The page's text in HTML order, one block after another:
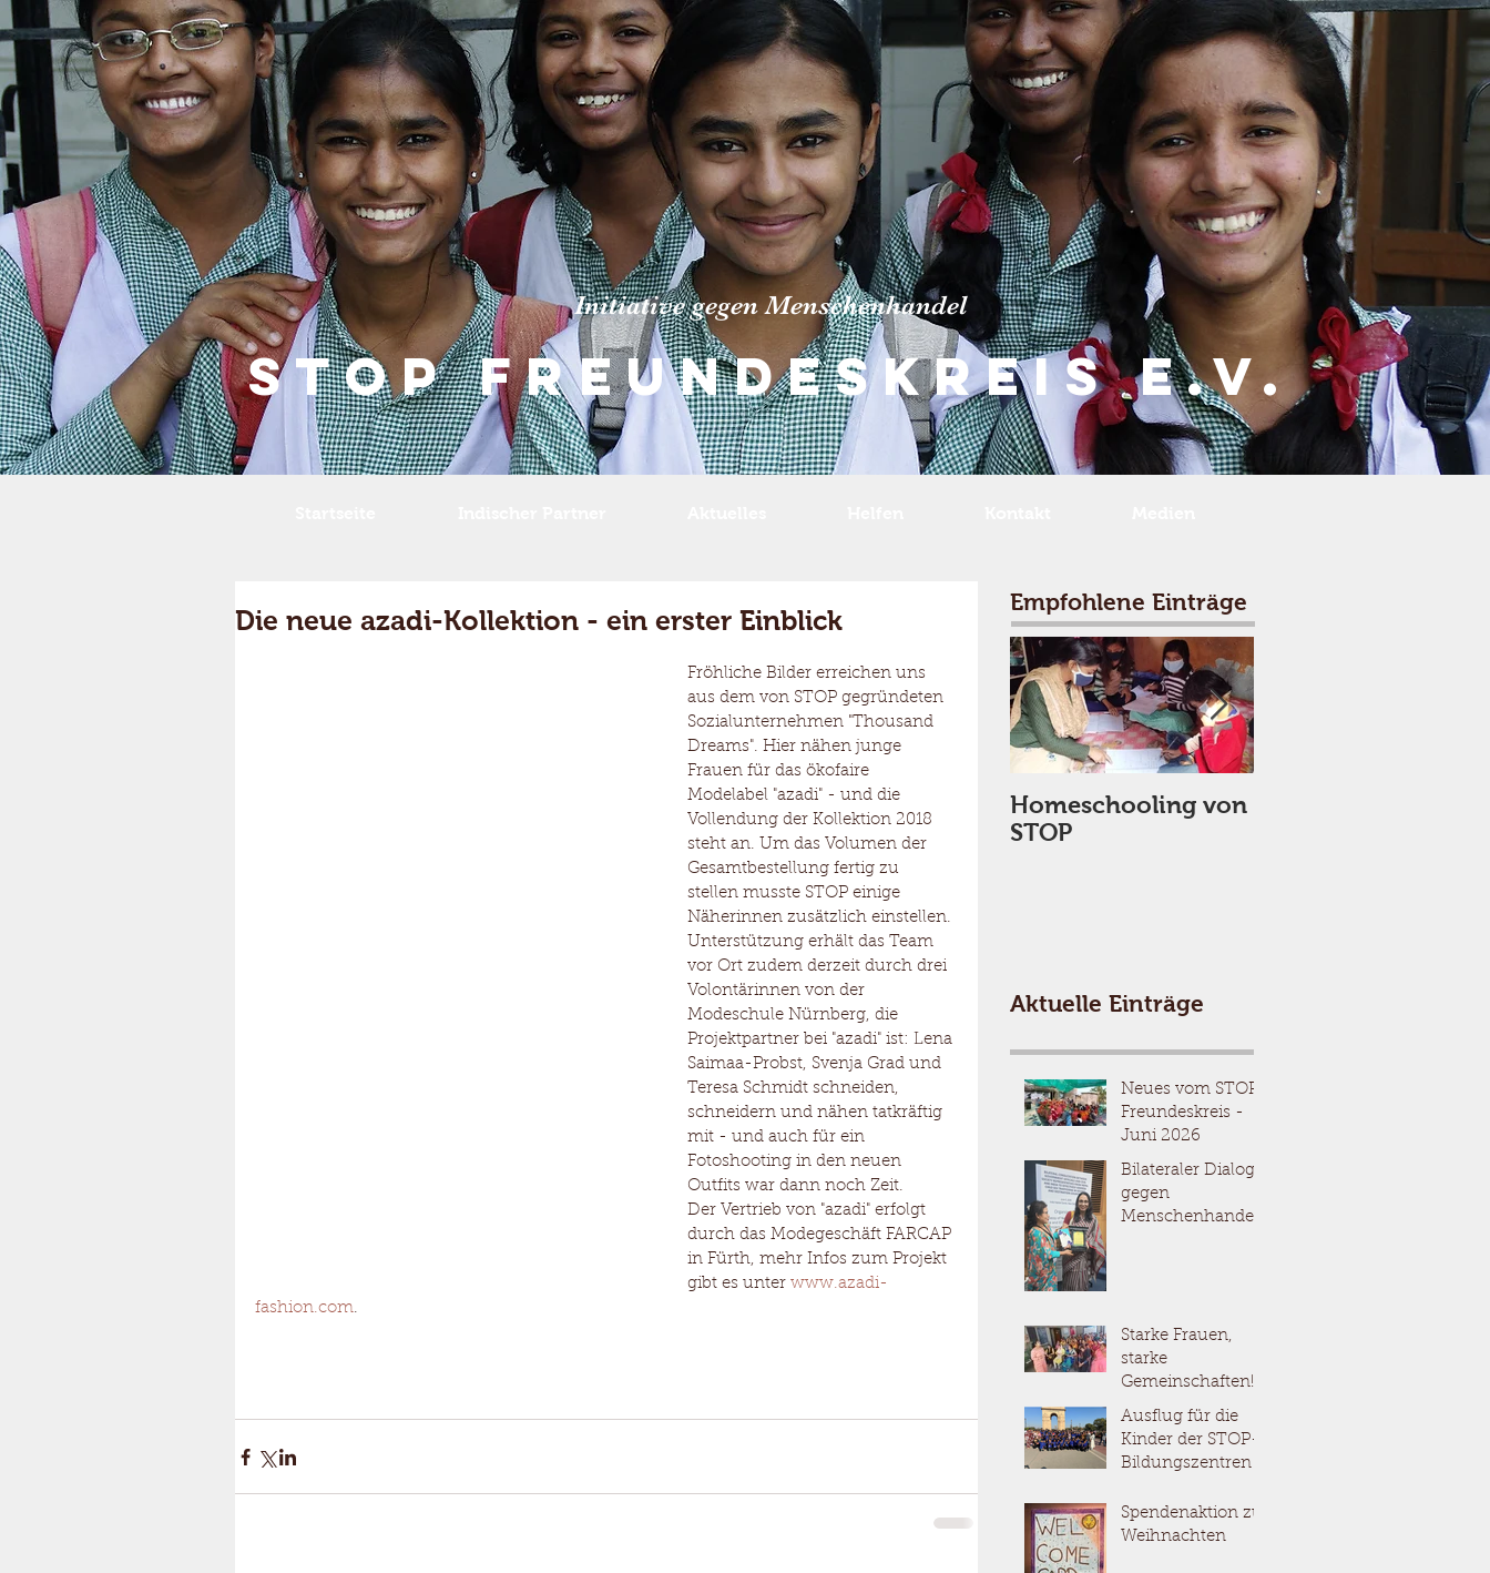
Initiative gegen Menschenhandel
STOPFREUNDESKReiS E.V.
Die neue azadi-Kollektion - ein erster Einblick
Fröhliche Bilder erreichen uns
aus dem von STOP gegründeten
Sozialunternehmen "Thousand
Dreams". Hier nähen junge
Frauen für das ökofaire
Modelabel "azadi" - und die
Vollendung der Kollektion 2018
steht an. Um das Volumen der
Gesamtbestellung fertig zu
stellen musste STOP einige
Näherinnen zusätzlich einstellen.
Unterstützung erhält das Team
vor Ort zudem derzeit durch drei
Volontärinnen von der
Modeschule Nürnberg, die
Projektpartner bei "azadi" ist: Lena
Saimaa-Probst, Svenja Grad und
Teresa Schmidt schneiden,
schneidern und nähen tatkräftig
mit - und auch für ein
Fotoshooting in den neuen
Outfits war dann noch Zeit.
Der Vertrieb von "azadi" erfolgt
durch das Modegeschäft FARCAP
in Fürth, mehr Infos zum Projekt
gibt es unter www.azadi-
fashion.com.
Empfohlene Einträge
Homeschooling von
STOP
Aktuelle Einträge
Neues vom STOP
Freundeskreis -
Juni 2026
Bilateraler Dialog
gegen
Menschenhandel
Starke Frauen,
starke
Gemeinschaften!
Ausflug für die
Kinder der STOP-
Bildungszentren
Spendenaktion zu
Weihnachten